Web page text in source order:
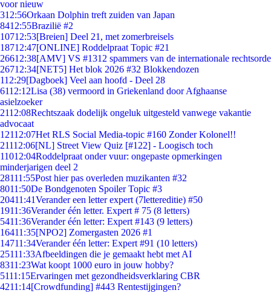
voor nieuw
312:56Orkaan Dolphin treft zuiden van Japan
8412:55Brazilië #2
10712:53[Breien] Deel 21, met zomerbreisels
18712:47[ONLINE] Roddelpraat Topic #21
26612:38[AMV] VS #1312 spammers van de internationale rechtsorde
26712:34[NET5] Het blok 2026 #32 Blokkendozen
112:29[Dagboek] Veel aan hoofd - Deel 28
6112:12Lisa (38) vermoord in Griekenland door Afghaanse
asielzoeker
2112:08Rechtszaak dodelijk ongeluk uitgesteld vanwege vakantie
advocaat
12112:07Het RLS Social Media-topic #160 Zonder Kolonel!!
21112:06[NL] Street View Quiz [#122] - Loogisch toch
11012:04Roddelpraat onder vuur: ongepaste opmerkingen
minderjarigen deel 2
28111:55Post hier pas overleden muzikanten #32
8011:50De Bondgenoten Spoiler Topic #3
20411:41Verander een letter expert (7lettereditie) #50
1911:36Verander één letter. Expert # 75 (8 letters)
5411:36Verander één letter: Expert #143 (9 letters)
16411:35[NPO2] Zomergasten 2026 #1
14711:34Verander één letter: Expert #91 (10 letters)
25111:33Afbeeldingen die je gemaakt hebt met AI
8311:23Wat koopt 1000 euro in jouw hobby?
5111:15Ervaringen met gezondheidsverklaring CBR
4211:14[Crowdfunding] #443 Rentestijgingen?